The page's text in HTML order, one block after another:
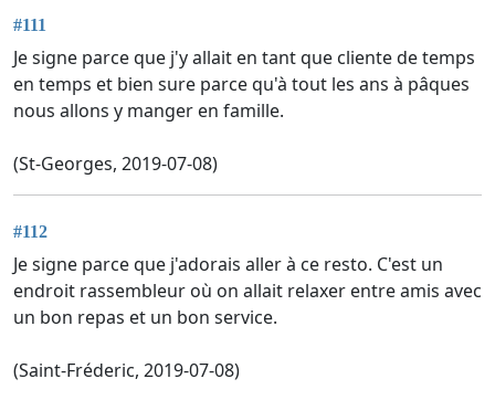
#111
Je signe parce que j'y allait en tant que cliente de temps
en temps et bien sure parce qu'à tout les ans à pâques
nous allons y manger en famille.
(St-Georges, 2019-07-08)
#112
Je signe parce que j'adorais aller à ce resto. C'est un
endroit rassembleur où on allait relaxer entre amis avec
un bon repas et un bon service.
(Saint-Fréderic, 2019-07-08)